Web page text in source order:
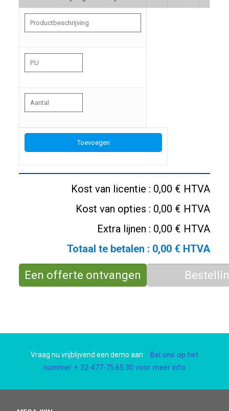
Toevoegen
Kost van licentie : 0,00 € HTVA
Kost van opties : 0,00 € HTVA
Extra lijnen : 0,00 € HTVA
Totaal te betalen : 0,00 € HTVA
Een offerte ontvangen
Vraag nu vrijblijvend een demo aan
Bel ons op het
nummer + 32-477-75.65.30 voor meer info